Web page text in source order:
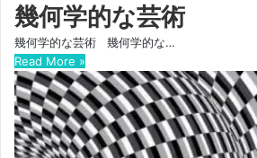
幾何学的な芸術
幾何学的な芸術 幾何学的な…
Read More »